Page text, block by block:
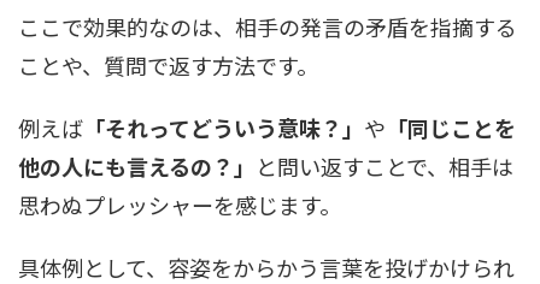
ここで効果的なのは、相手の発言の矛盾を指摘する
ことや、質問で返す方法です。
例えば 「それってどういう意味？」 や 「同じことを
他の人にも言えるの？」 と問い返すことで、相手は
思わぬプレッシャーを感じます。
具体例として、容姿をからかう言葉を投げかけられ